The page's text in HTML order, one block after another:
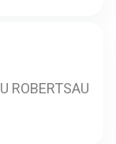
ROBERTSAU